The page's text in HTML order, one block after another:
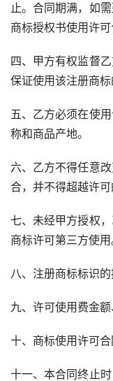
止。合同期满，如
商标授权书使用许可
四、甲方有权监督
保证使用该注册商标
五、乙方必须在使
称和商品产地。
六、乙方不得任意
合，并不得超越许可
七、未经甲方授权
商标许可第三方使用
八、注册商标标识的
九、许可使用费金额
十、商标使用许可合
十一、本合同终止